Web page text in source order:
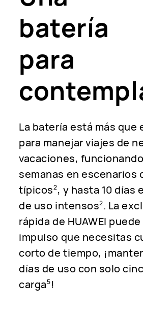
batería
para
La batería está más que
para manejar viajes de
vacaciones,
semanas en escenarios
típicos2, y hasta 10 días
de uso intensos2. La
rápida de HUAWEI
impulso que necesitas
corto de tiempo,
días de uso con solo
carga5!